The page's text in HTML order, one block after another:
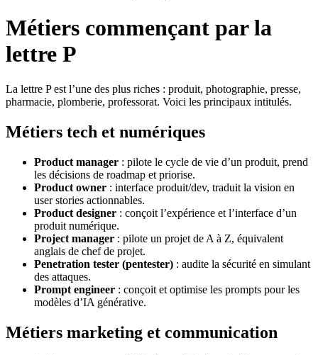
Métiers commençant par la
lettre P
La lettre P est l’une des plus riches : produit, photographie, presse,
pharmacie, plomberie, professorat. Voici les principaux intitulés.
Métiers tech et numériques
Product manager : pilote le cycle de vie d’un produit, prend
les décisions de roadmap et priorise.
Product owner : interface produit/dev, traduit la vision en
user stories actionnables.
Product designer : conçoit l’expérience et l’interface d’un
produit numérique.
Project manager : pilote un projet de A à Z, équivalent
anglais de chef de projet.
Penetration tester (pentester) : audite la sécurité en simulant
des attaques.
Prompt engineer : conçoit et optimise les prompts pour les
modèles d’IA générative.
Métiers marketing et communication